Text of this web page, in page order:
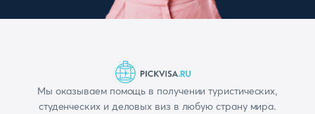
Мы оказываем помощь в получении туристических,
студенческих и деловых виз в любую страну мира.